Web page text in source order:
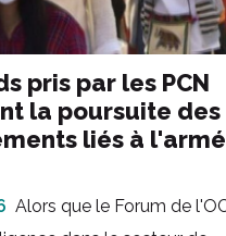
pris par les PCN
la poursuite des
liés à
Alors que le Forum de